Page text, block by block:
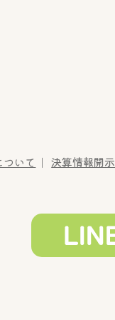
ついて 決算情報開示